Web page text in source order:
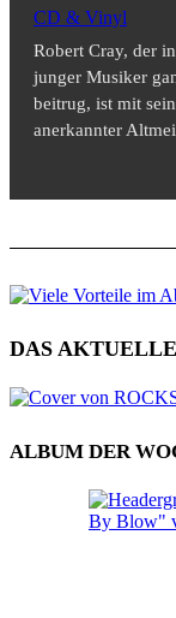
CD & Vinyl
Robert Cray, der
junger Musiker
beitrug, ist mit
anerkannter
DAS
ALBUM DER